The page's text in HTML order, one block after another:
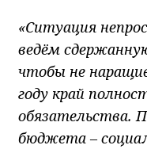
«Ситуация
ведём
чтобы не
году край
обязательства.
бюджета –